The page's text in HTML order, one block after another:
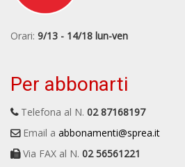
Orari: 9/13 - 14/18 lun-ven
Per abbonarti
Telefona al N. 02 87168197
Email a abbonamenti@sprea.it
Via FAX al N. 02 56561221